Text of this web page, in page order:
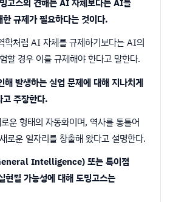
고스의 견해는 AI 자체보다는 AI를
규제가 필요하다는 것이다.
학처럼 AI 자체를 규제하기보다는 AI의
할 경우 이를 규제해야 한다고 말한다.
발생하는 실업 문제에 대해 지나치게
고 주장한다.
운 형태의 자동화이며, 역사를 통틀어
로운 일자리를 창출해 왔다고 설명한다.
Intelligence) 또는 특이점
될 가능성에 대해 도밍고스는